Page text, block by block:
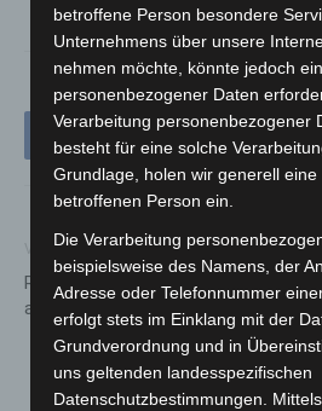
Vorheriger Artikel
Rettungsaktion eines Hundes
am Silbersee endet glimpflich
betroffene Person besondere
Unternehmens über unsere
nehmen möchte, könnte jedoch
personenbezogener Daten
Verarbeitung personenbezogener
besteht für eine solche
Grundlage, holen wir generell eine
betroffenen Person ein.
Die Verarbeitung
beispielsweise des Namens, der
Adresse oder Telefonnummer
erfolgt stets im Einklang mit der
Grundverordnung und in
uns geltenden landesspezifischen
Datenschutzbestimmungen.